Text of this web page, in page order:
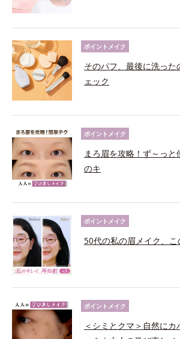
ポイントメイク
そのパフ、最後に洗った
ェック
ポイントメイク
まろ眉を攻略！ず～っ
のキ
ポイントメイク
50代の私の眉メイク、こ
ポイントメイク
＜シミとクマ＞自然に